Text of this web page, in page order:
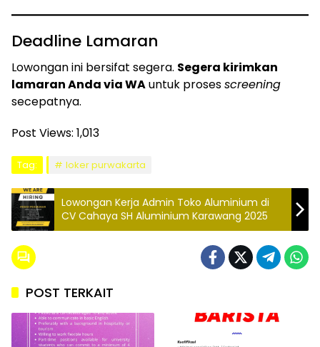
Deadline Lamaran
Lowongan ini bersifat segera. Segera kirimkan
lamaran Anda via WAuntuk prosesscreening
secepatnya.
Post Views: 1,013
Tag: loker purwakarta
Lowongan Kerja Admin Toko Aluminium di
CV Cahaya SH Aluminium Karawang 2025
POST TERKAIT